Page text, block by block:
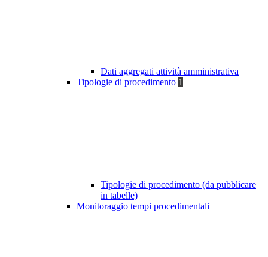
Dati aggregati attività amministrativa
Tipologie di procedimento 1
Tipologie di procedimento (da pubblicare
in tabelle)
Monitoraggio tempi procedimentali